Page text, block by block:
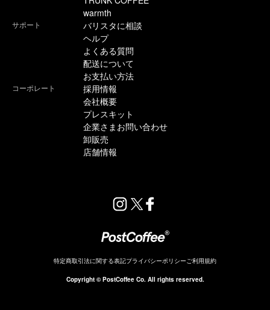
warmth
サポート
バリスタに相談
ヘルプ
よくある質問
配送について
お支払い方法
コーポレート
採用情報
会社概要
プレスキット
企業さまお問い合わせ
卸販売
店舗情報
特定商取引法に関する表記プライバシーポリシーご利用規約
Copyright © PostCoffee Co. All rights reserved.